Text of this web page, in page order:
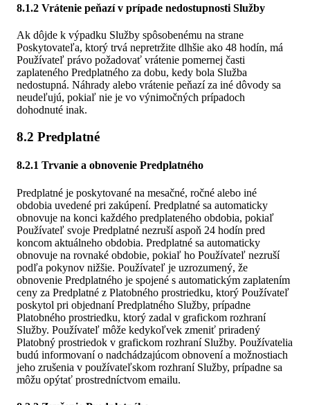
8.1.2 Vrátenie peňazí v prípade nedostupnosti Služby
Ak dôjde k výpadku Služby spôsobenému na strane
Poskytovateľa, ktorý trvá nepretržite dlhšie ako 48 hodín, má
Používateľ právo požadovať vrátenie pomernej časti
zaplateného Predplatného za dobu, kedy bola Služba
nedostupná. Náhrady alebo vrátenie peňazí za iné dôvody sa
neudeľujú, pokiaľ nie je vo výnimočných prípadoch
dohodnuté inak.
8.2 Predplatné
8.2.1 Trvanie a obnovenie Predplatného
Predplatné je poskytované na mesačné, ročné alebo iné
obdobia uvedené pri zakúpení. Predplatné sa automaticky
obnovuje na konci každého predplateného obdobia, pokiaľ
Používateľ svoje Predplatné nezruší aspoň 24 hodín pred
koncom aktuálneho obdobia. Predplatné sa automaticky
obnovuje na rovnaké obdobie, pokiaľ ho Používateľ nezruší
podľa pokynov nižšie. Používateľ je uzrozumený, že
obnovenie Predplatného je spojené s automatickým zaplatením
ceny za Predplatné z Platobného prostriedku, ktorý Používateľ
poskytol pri objednaní Predplatného Služby, prípadne
Platobného prostriedku, ktorý zadal v grafickom rozhraní
Služby. Používateľ môže kedykoľvek zmeniť priradený
Platobný prostriedok v grafickom rozhraní Služby. Používatelia
budú informovaní o nadchádzajúcom obnovení a možnostiach
jeho zrušenia v používateľskom rozhraní Služby, prípadne sa
môžu opýtať prostredníctvom emailu.